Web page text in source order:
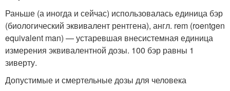
Раньше (а иногда и сейчас) использовалась единица бэр
(биологический эквивалент рентгена), англ. rem (roentgen
equivalent man) — устаревшая внесистемная единица
измерения эквивалентной дозы. 100 бэр равны 1
зиверту.
Допустимые и смертельные дозы для человека